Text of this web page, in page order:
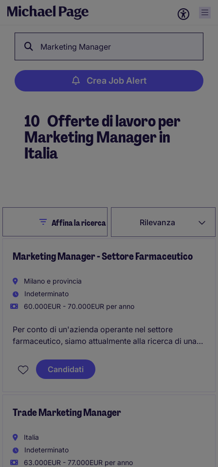
Marketing Manager
Crea Job Alert
10 Offerte di lavoro per
Marketing Manager in
Italia
Rilevanza
CloseAffina la ricerca
Marketing Manager - Settore Farmaceutico
Milano e provincia
Indeterminato
60.000EUR - 70.000EUR per anno
Per conto di un'azienda operante nel settore
farmaceutico, siamo attualmente alla ricerca di una
Candidati
Trade Marketing Manager
Italia
Indeterminato
63.000EUR - 77.000EUR per anno